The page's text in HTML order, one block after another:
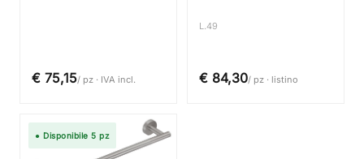
€ 75,15/ pz · IVA incl.
L.49
€ 84,30/ pz · listino
● Disponibile 5 pz